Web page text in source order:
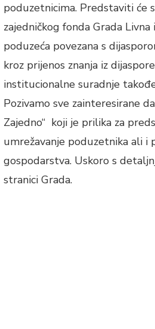
poduzetnicima. Predstaviti će
zajedničkog fonda Grada
poduzeća povezana s
kroz prijenos znanja iz
institucionalne suradnje
Pozivamo sve zainteresirane
Zajedno“ koji je prilika za
umrežavanje poduzetnika ali i
gospodarstva. Uskoro s
stranici Grada.